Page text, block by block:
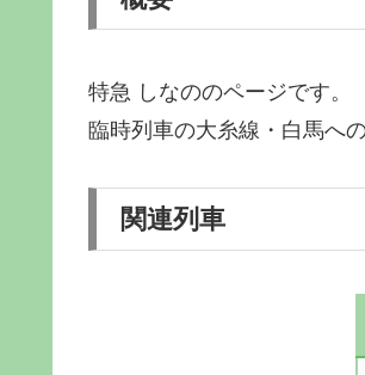
特急 しなののページです。
臨時列車の大糸線・白馬へ
関連列車